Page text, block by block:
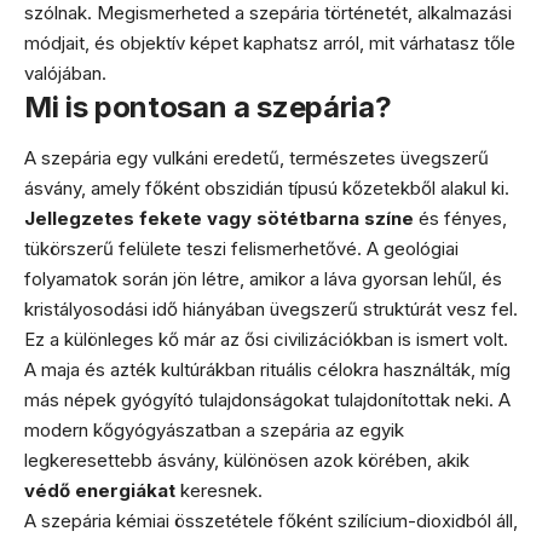
szólnak. Megismerheted a szepária történetét, alkalmazási
módjait, és objektív képet kaphatsz arról, mit várhatasz tőle
valójában.
Mi is pontosan a szepária?
A szepária egy vulkáni eredetű, természetes üvegszerű
ásvány, amely főként obszidián típusú kőzetekből alakul ki.
Jellegzetes fekete vagy sötétbarna színe és fényes,
tükörszerű felülete teszi felismerhetővé. A geológiai
folyamatok során jön létre, amikor a láva gyorsan lehűl, és
kristályosodási idő hiányában üvegszerű struktúrát vesz fel.
Ez a különleges kő már az ősi civilizációkban is ismert volt.
A maja és azték kultúrákban rituális célokra használták, míg
más népek gyógyító tulajdonságokat tulajdonítottak neki. A
modern kőgyógyászatban a szepária az egyik
legkeresettebb ásvány, különösen azok körében, akik
védő energiákat keresnek.
A szepária kémiai összetétele főként szilícium-dioxidból áll,